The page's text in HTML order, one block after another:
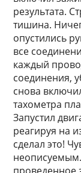
результата.
тишина.
опустились
все
каждый
соединения,
снова
тахометра
Запустил
реагируя на
сделал это!